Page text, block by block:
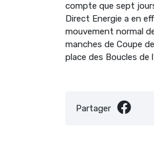
compte que sept
Direct Energie a en
mouvement normal
manches de Coupe
place des Boucles de
Partager